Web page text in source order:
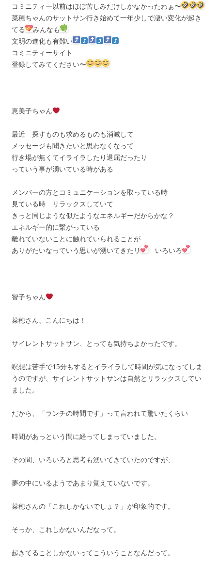
コミニティー以前はほぼ苦しみだけしかなかったわぁ〜
菜穂ちゃんのサットサン行き始めて一年少しで凄い変化が起き
てる
みんなも
文明の進化も有難い
コミニティーサイト
登録してみてください〜
恵美子ちゃん
最近 探すものも求めるものも消滅して
メッセージも聞きたいと思わなくなって
行き場が無くてイライラしたり退屈だったり
っていう事が湧いている時がある
メンバーの方とコミュニケーションを取っている時
見ている時 リラックスしていて
きっと同じような似たようなエネルギーだからかな？
エネルギー的に繋がっている
離れていないことに触れていられることが
ありがたいなっていう思いが湧いてきたリ
いろいろ
智子ちゃん
菜穂さん、こんにちは！
サイレントサットサン、とっても気持ちよかったです。
瞑想は苦手で15分もするとイライラして時間が気になってしま
うのですが、サイレントサットサンは自然とリラックスしてい
ました。
だから、「ランチの時間です」って言われて驚いたくらい
時間があっという間に経ってしまっていました。
その間、いろいろと思考も湧いてきていたのですが、
夢の中にいるようであまり覚えていないです。
菜穂さんの「これしかないでしょ？」が印象的です。
そっか、これしかないんだなって。
起きてることしかないってこういうことなんだって。